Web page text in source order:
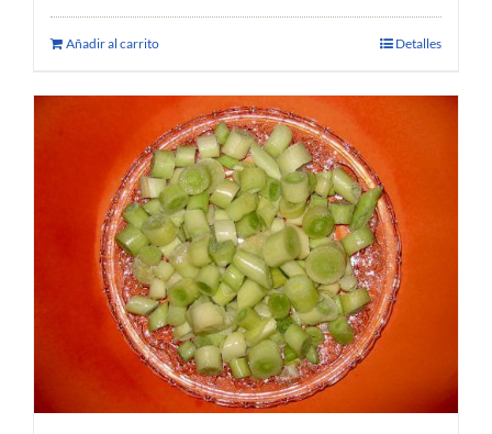
Añadir al carrito Detalles